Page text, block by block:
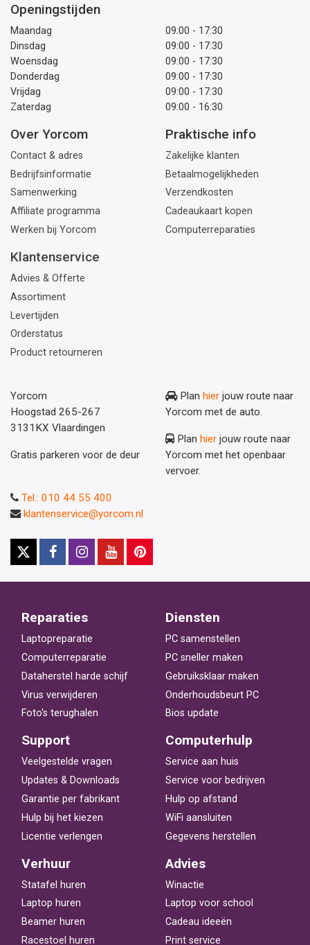
Openingstijden
Maandag
09:00 - 17:30
Dinsdag
09:00 - 17:30
Woensdag
09:00 - 17:30
Donderdag
09:00 - 17:30
Vrijdag
09:00 - 17:30
Zaterdag
09:00 - 16:30
Over Yorcom
Contact & adres
Bedrijfsinformatie
Samenwerking
Affiliate programma
Werken bij Yorcom
Praktische info
Zakelijke klanten
Betaalmogelijkheden
Verzendkosten
Cadeaukaart kopen
Computerreparaties
Klantenservice
Advies & Offerte
Assortiment
Levertijden
Orderstatus
Product retourneren
Yorcom
Hoogstad 265-267
3131KX Vlaardingen
Gratis parkeren voor de deur
Plan hier jouw route naar
Yorcom met de auto.
Plan hier jouw route naar
Yorcom met het openbaar
vervoer.
Tel.: 010 44 55 400
klantenservice@yorcom.nl
Reparaties
Laptopreparatie
Computerreparatie
Dataherstel harde schijf
Virus verwijderen
Foto's terughalen
Diensten
PC samenstellen
PC sneller maken
Gebruiksklaar maken
Onderhoudsbeurt PC
Bios update
Support
Veelgestelde vragen
Updates & Downloads
Garantie per fabrikant
Hulp bij het kiezen
Licentie verlengen
Computerhulp
Service aan huis
Service voor bedrijven
Hulp op afstand
WiFi aansluiten
Gegevens herstellen
Verhuur
Statafel huren
Laptop huren
Beamer huren
Racestoel huren
Advies
Winactie
Laptop voor school
Cadeau ideeën
Print service